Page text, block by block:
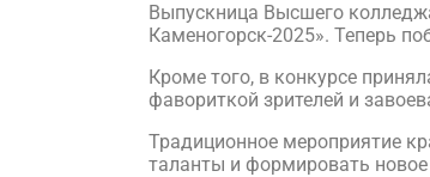
Выпускница Высшего
Каменогорск-2025». Теперь
Кроме того, в конкурсе
фавориткой зрителей и
Традиционное мероприятие
таланты и формировать новое